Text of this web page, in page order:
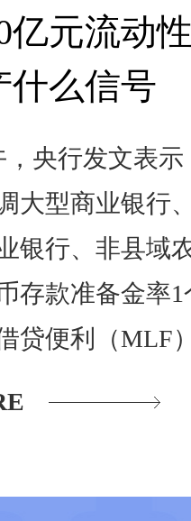
亿元流动
什么信号
，央行发文表示
大型商业银行
银行、非县域
存款准备金率
贷便利（MLF